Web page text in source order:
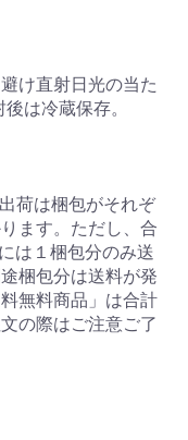
トへ進む
け直射日光の当た
は冷蔵保存。
荷は梱包がそれぞ
ます。ただし、合
は１梱包分のみ送
梱包分は送料が発
無料商品」は合計
の際はご注意ご了